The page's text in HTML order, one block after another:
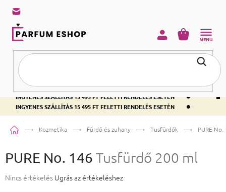
INGYENES SZÁLLÍTÁS 15 495 FT FELETTI RENDELÉS ESETÉN •
INGYENES SZÁLLÍTÁS 15 495 FT FELETTI RENDELÉS ESETÉN •
INGYENES SZÁLLÍTÁS 15 495 FT FELETTI RENDELÉS ESETÉN •
KOSÁR
KezdőlapKozmetika Fürdő és zuhany Tusfürdők PURE No.
PURE No. 146 Tusfürdő 200 ml
A termék átlagos értékelése 5-ből 0,0 csillag.
Nincs értékelés Ugrás az értékeléshez